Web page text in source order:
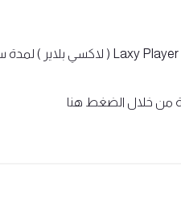
الضغط هنا